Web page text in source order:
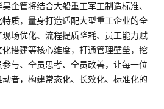
企管将结合大船重工军工制造标准、
质，量身打造适配大型重工企业的全
场优化、流程提质降耗、员工能力赋
搭建等核心维度，打通管理壁垒，挖
与、全员思考、全员改善，让每一位
者，构建常态化、长效化、标准化的